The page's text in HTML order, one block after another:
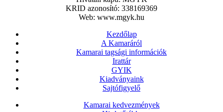
KRID azonosító: 338169369
Web: www.mgyk.hu
Kezdőlap
A Kamaráról
Kamarai tagsági információk
Irattár
GYIK
Kiadványaink
Sajtófigyelő
Kamarai kedvezmények